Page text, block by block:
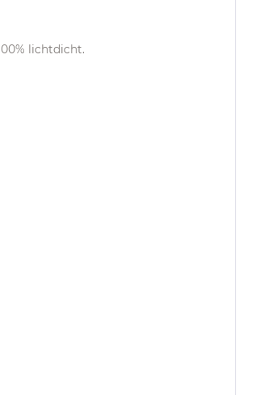
lichtdicht.